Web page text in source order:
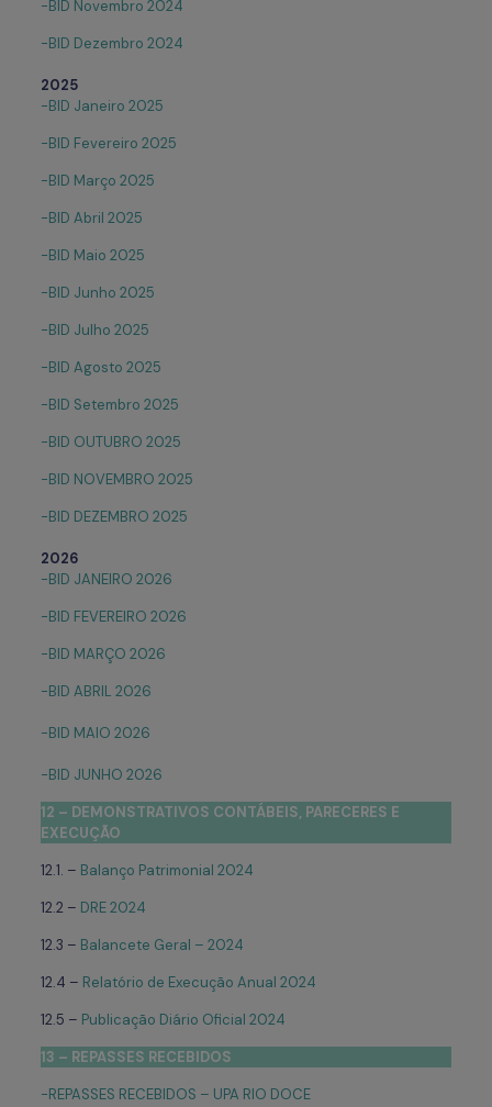
-BID Novembro 2024
-BID Dezembro 2024
2025
-BID Janeiro 2025
-BID Fevereiro 2025
-BID Março 2025
-BID Abril 2025
-BID Maio 2025
-BID Junho 2025
-BID Julho 2025
-BID Agosto 2025
-BID Setembro 2025
-BID OUTUBRO 2025
-BID NOVEMBRO 2025
-BID DEZEMBRO 2025
2026
-BID JANEIRO 2026
-BID FEVEREIRO 2026
-BID MARÇO 2026
-BID ABRIL 2026
-BID MAIO 2026
-BID JUNHO 2026
12 – DEMONSTRATIVOS CONTÁBEIS, PARECERES E
EXECUÇÃO
12.1. – Balanço Patrimonial 2024
12.2 – DRE 2024
12.3 – Balancete Geral – 2024
12.4 – Relatório de Execução Anual 2024
12.5 – Publicação Diário Oficial 2024
13 – REPASSES RECEBIDOS
-REPASSES RECEBIDOS – UPA RIO DOCE